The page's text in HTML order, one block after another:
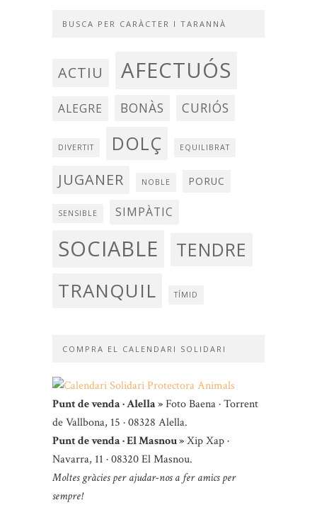
BUSCA PER CARÀCTER I TARANNÀ
ACTIU AFECTUÓS
ALEGRE BONÀS CURIÓS
DIVERTIT DOLÇ EQUILIBRAT
JUGANER NOBLE PORUC
SENSIBLE SIMPÀTIC
SOCIABLE TENDRE
TRANQUIL TÍMID
COMPRA EL CALENDARI SOLIDARI
Punt de venda · Alella »Foto Baena · Torrent
de Vallbona, 15 · 08328 Alella.
Punt de venda · El Masnou »Xip Xap ·
Navarra, 11 · 08320 El Masnou.
Moltes gràcies per ajudar-nos a fer amics per
sempre!